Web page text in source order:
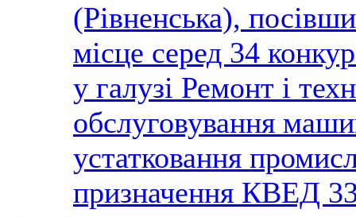
(Рівненська),
місце серед 34
у галузі Ремонт і
обслуговування
устатковання
призначення КВЕД